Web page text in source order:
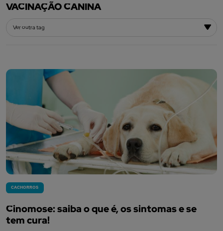
VACINAÇÃO CANINA
CACHORROS
Cinomose: saiba o que é, os sintomas e se
tem cura!